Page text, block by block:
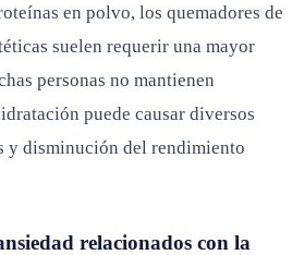
en polvo, los quemadores de
suelen requerir una mayor
personas no mantienen
puede causar diversos
y disminución del rendimiento
relacionados con la